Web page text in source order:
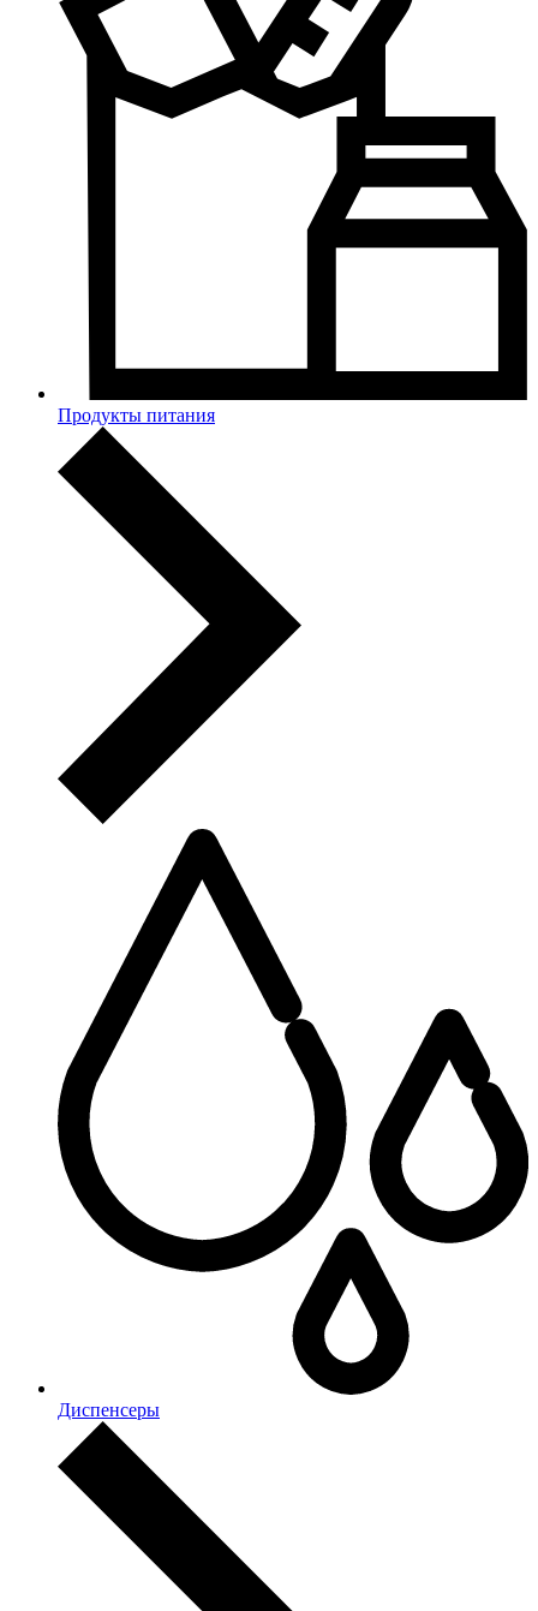
Продукты питания
Диспенсеры